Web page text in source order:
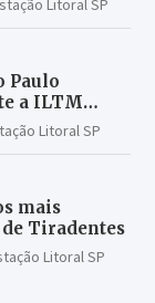
Litoral SP
Paulo
a ILTM
Litoral SP
mais
Tiradentes
Litoral SP